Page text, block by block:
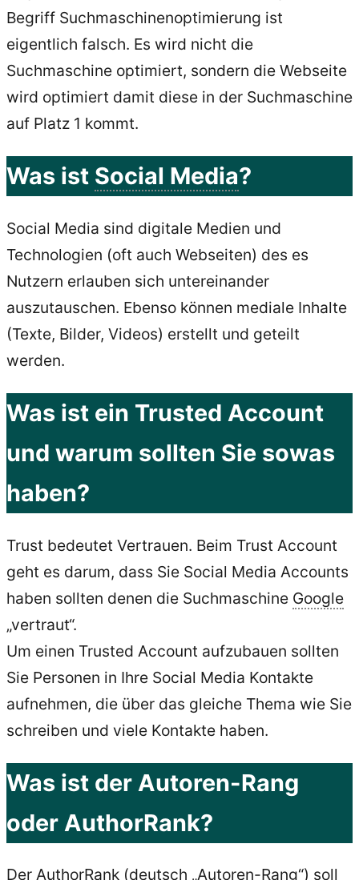
Begriff Suchmaschinenoptimierung ist
eigentlich falsch. Es wird nicht die
Suchmaschine optimiert, sondern die Webseite
wird optimiert damit diese in der Suchmaschine
auf Platz 1 kommt.
Was ist Social Media?
Social Media sind digitale Medien und
Technologien (oft auch Webseiten) des es
Nutzern erlauben sich untereinander
auszutauschen. Ebenso können mediale Inhalte
(Texte, Bilder, Videos) erstellt und geteilt
werden.
Was ist ein Trusted Account
und warum sollten Sie sowas
haben?
Trust bedeutet Vertrauen. Beim Trust Account
geht es darum, dass Sie Social Media Accounts
haben sollten denen die Suchmaschine Google
„vertraut“.
Um einen Trusted Account aufzubauen sollten
Sie Personen in Ihre Social Media Kontakte
aufnehmen, die über das gleiche Thema wie Sie
schreiben und viele Kontakte haben.
Was ist der Autoren-Rang
oder AuthorRank?
Der AuthorRank (deutsch „Autoren-Rang“) soll